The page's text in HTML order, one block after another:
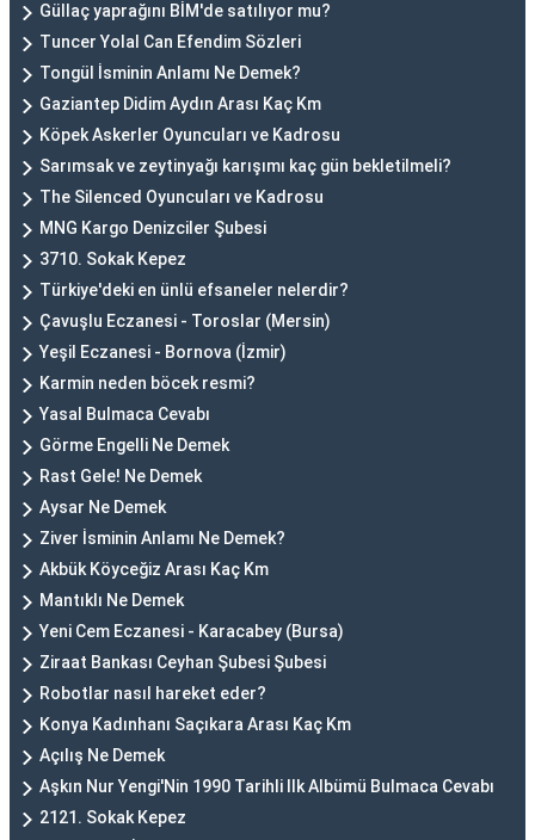
Güllaç yaprağını BİM'de satılıyor mu?
Tuncer Yolal Can Efendim Sözleri
Tongül İsminin Anlamı Ne Demek?
Gaziantep Didim Aydın Arası Kaç Km
Köpek Askerler Oyuncuları ve Kadrosu
Sarımsak ve zeytinyağı karışımı kaç gün bekletilmeli?
The Silenced Oyuncuları ve Kadrosu
MNG Kargo Denizciler Şubesi
3710. Sokak Kepez
Türkiye'deki en ünlü efsaneler nelerdir?
Çavuşlu Eczanesi - Toroslar (Mersin)
Yeşil Eczanesi - Bornova (İzmir)
Karmin neden böcek resmi?
Yasal Bulmaca Cevabı
Görme Engelli Ne Demek
Rast Gele! Ne Demek
Aysar Ne Demek
Ziver İsminin Anlamı Ne Demek?
Akbük Köyceğiz Arası Kaç Km
Mantıklı Ne Demek
Yeni Cem Eczanesi - Karacabey (Bursa)
Ziraat Bankası Ceyhan Şubesi Şubesi
Robotlar nasıl hareket eder?
Konya Kadınhanı Saçıkara Arası Kaç Km
Açılış Ne Demek
Aşkın Nur Yengi'Nin 1990 Tarihli Ilk Albümü Bulmaca Cevabı
2121. Sokak Kepez